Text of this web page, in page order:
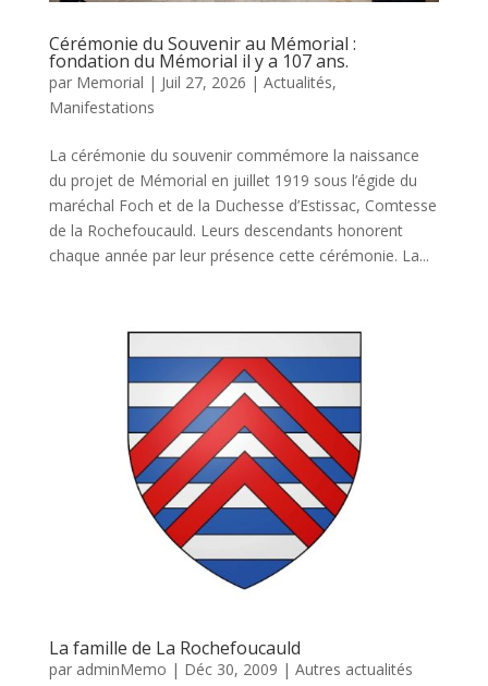
Cérémonie du Souvenir au Mémorial :
fondation du Mémorial il y a 107 ans.
par Memorial | Juil 27, 2026 | Actualités,
Manifestations
La cérémonie du souvenir commémore la naissance
du projet de Mémorial en juillet 1919 sous l’égide du
maréchal Foch et de la Duchesse d’Estissac, Comtesse
de la Rochefoucauld. Leurs descendants honorent
chaque année par leur présence cette cérémonie. La...
La famille de La Rochefoucauld
par adminMemo | Déc 30, 2009 | Autres actualités